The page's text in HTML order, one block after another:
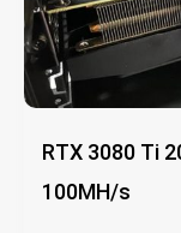
RTX 3080 Ti
100MH/s